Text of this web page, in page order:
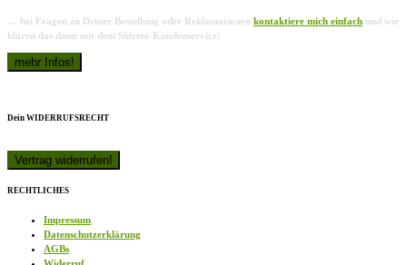
… bei Fragen zu Deiner Bestellung oder Reklamationen kontaktiere mich einfach und wir
klären das dann mit dem Shirtee-Kundenservice!
Dein WIDERRUFSRECHT
RECHTLICHES
Impressum
Datenschutzerklärung
AGBs